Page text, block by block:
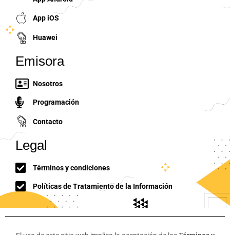
App iOS
Huawei
Emisora
Nosotros
Programación
Contacto
Legal
Términos y condiciones
Políticas de Tratamiento de la Información